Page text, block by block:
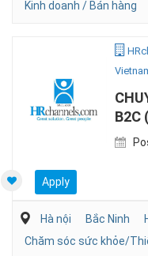
Kinh doanh / Bán hàng
B2C
Apply
Hà nội Bắc Ninh
Chăm sóc sức khỏe/